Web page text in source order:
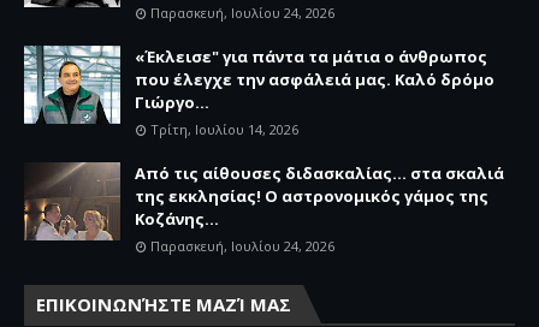
Παρασκευή, Ιουλίου 24, 2026
«Έκλεισε" για πάντα τα μάτια ο άνθρωπος
που έλεγχε την ασφάλειά μας. Καλό δρόμο
Γιώργο...
Τρίτη, Ιουλίου 14, 2026
Από τις αίθουσες διδασκαλίας… στα σκαλιά
της εκκλησίας! Ο αστρονομικός γάμος της
Κοζάνης...
Παρασκευή, Ιουλίου 24, 2026
ΕΠΙΚΟΙΝΩΝΉΣΤΕ ΜΑΖΊ ΜΑΣ